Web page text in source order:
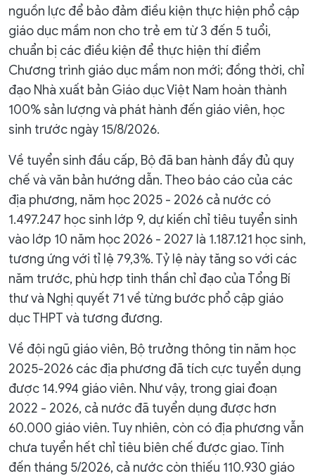
nguồn lực để bảo đảm điều kiện thực hiện phổ cập
giáo dục mầm non cho trẻ em từ 3 đến 5 tuổi,
chuẩn bị các điều kiện để thực hiện thí điểm
Chương trình giáo dục mầm non mới; đồng thời, chỉ
đạo Nhà xuất bản Giáo dục Việt Nam hoàn thành
100% sản lượng và phát hành đến giáo viên, học
sinh trước ngày 15/8/2026.
Về tuyển sinh đầu cấp, Bộ đã ban hành đầy đủ quy
chế và văn bản hướng dẫn. Theo báo cáo của các
địa phương, năm học 2025 - 2026 cả nước có
1.497.247 học sinh lớp 9, dự kiến chỉ tiêu tuyển sinh
vào lớp 10 năm học 2026 - 2027 là 1.187.121 học sinh,
tương ứng với tỉ lệ 79,3%. Tỷ lệ này tăng so với các
năm trước, phù hợp tinh thần chỉ đạo của Tổng Bí
thư và Nghị quyết 71 về từng bước phổ cập giáo
dục THPT và tương đương.
Về đội ngũ giáo viên, Bộ trưởng thông tin năm học
2025-2026 các địa phương đã tích cực tuyển dụng
được 14.994 giáo viên. Như vậy, trong giai đoạn
2022 - 2026, cả nước đã tuyển dụng được hơn
60.000 giáo viên. Tuy nhiên, còn có địa phương vẫn
chưa tuyển hết chỉ tiêu biên chế được giao. Tính
đến tháng 5/2026, cả nước còn thiếu 110.930 giáo